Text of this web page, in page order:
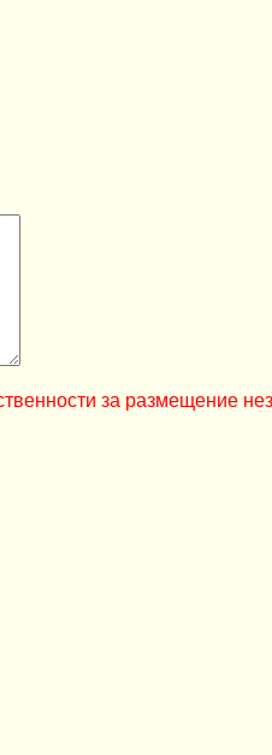
за размещение